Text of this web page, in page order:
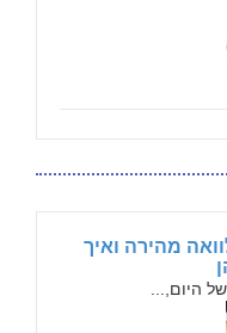
מהירה ואיך
היום,...